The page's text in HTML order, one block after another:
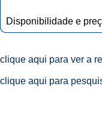
Disponibilidade e
clique aqui para ver a
clique aqui para